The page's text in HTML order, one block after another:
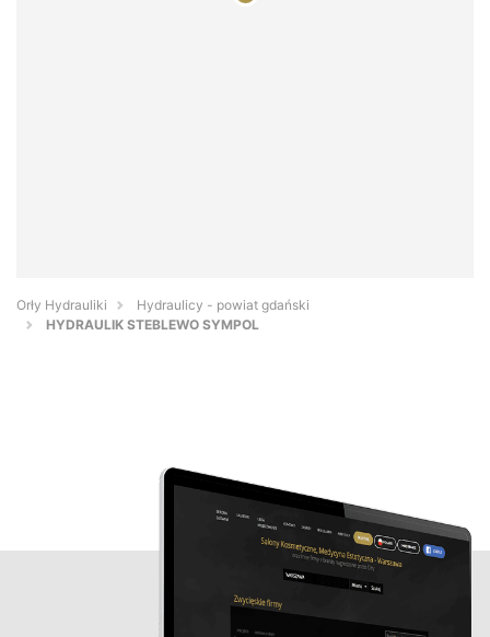
Orły Hydrauliki
Hydraulicy - powiat gdański
HYDRAULIK STEBLEWO SYMPOL